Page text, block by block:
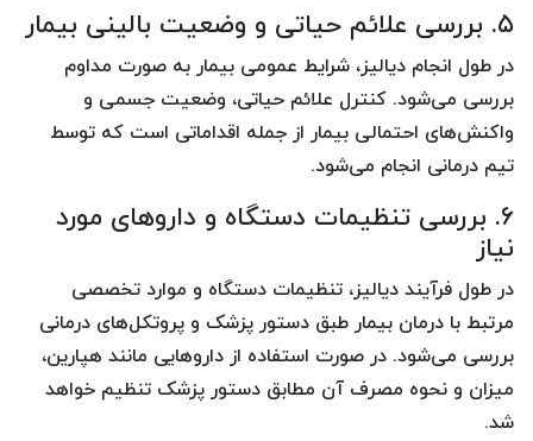
۵. بررسی علائم حیاتی و وضعیت بالینی بیمار
در طول انجام دیالیز، شرایط عمومی بیمار به صورت مداوم
بررسی می‌شود. کنترل علائم حیاتی، وضعیت جسمی و
واکنش‌های احتمالی بیمار از جمله اقداماتی است که توسط
تیم درمانی انجام می‌شود.
۶. بررسی تنظیمات دستگاه و داروهای مورد
نیاز
در طول فرآیند دیالیز، تنظیمات دستگاه و موارد تخصصی
مرتبط با درمان بیمار طبق دستور پزشک و پروتکل‌های درمانی
بررسی می‌شود. در صورت استفاده از داروهایی مانند هپارین،
میزان و نحوه مصرف آن مطابق دستور پزشک تنظیم خواهد
شد.